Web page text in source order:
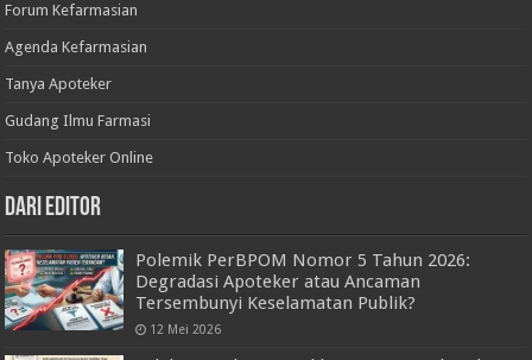
Forum Kefarmasian
Agenda Kefarmasian
Tanya Apoteker
Gudang Ilmu Farmasi
Toko Apoteker Online
Dari Editor
Polemik PerBPOM Nomor 5 Tahun 2026:
Degradasi Apoteker atau Ancaman
Tersembunyi Keselamatan Publik?
12 Mei 2026